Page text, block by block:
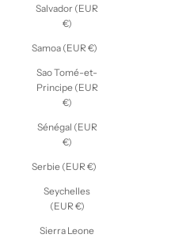
Salvador (EUR
€)
Samoa (EUR €)
Sao Tomé-et-
Principe (EUR
€)
Sénégal (EUR
€)
Serbie (EUR €)
Seychelles
(EUR €)
Sierra Leone